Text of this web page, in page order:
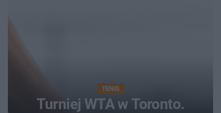
TENIS
Turniej WTA w Toronto.